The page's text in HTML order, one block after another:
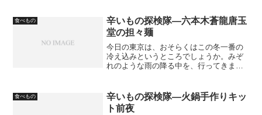
食べようということになりました。何が
いいかな？やっぱり和食だ...
食べもの
辛いもの探検隊―六本木蒼龍唐玉
堂の担々麺
今日の東京は、おそらくはこの冬一番の
冷え込みというところでしょうか。みぞ
れのような雨の降る中を、行ってきまし
うりゅうりゅうこくどう）といういかめ
しい名前のラーメン店で...
食べもの
辛いもの探検隊―火鍋手作りキッ
ト前夜